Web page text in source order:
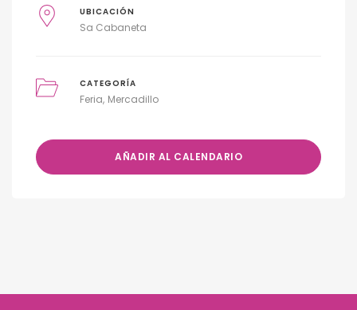
UBICACIÓN
Sa Cabaneta
CATEGORÍA
Feria Mercadillo
AÑADIR AL CALENDARIO